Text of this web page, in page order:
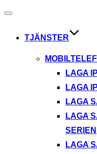
Slå
navigering
TJÄNSTER
LAGA
LAGA
LAGA
LAGA
SERIEN
LAGA